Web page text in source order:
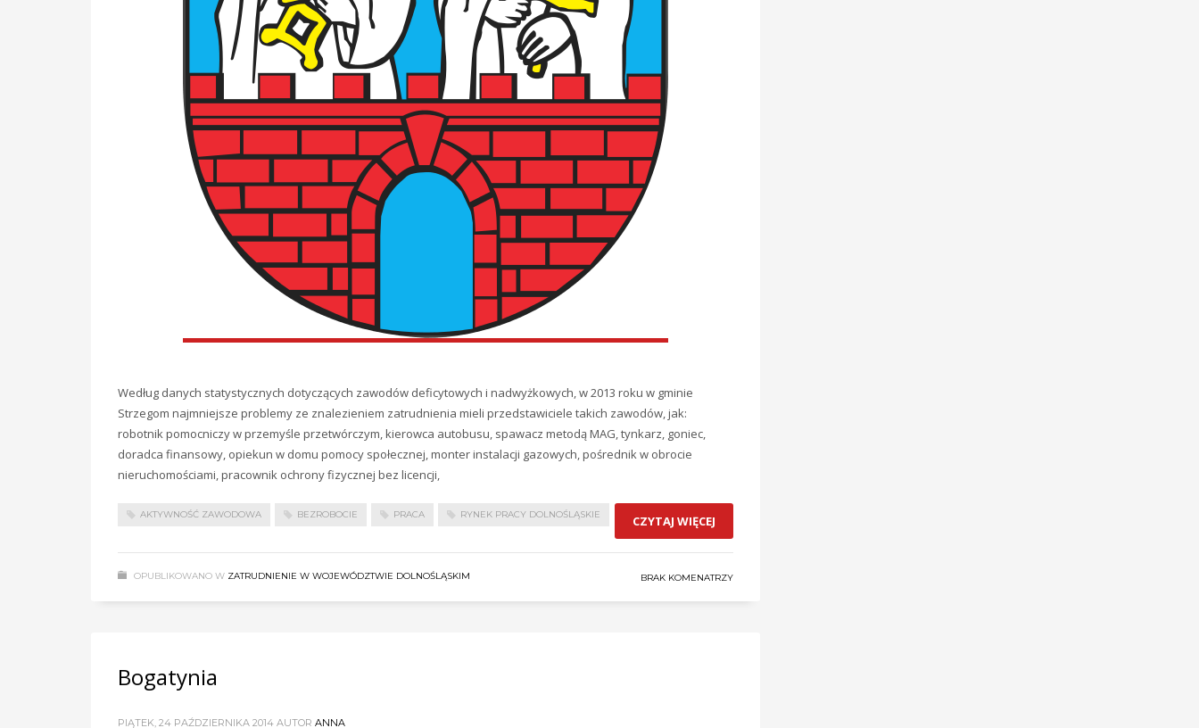
Według danych statystycznych dotyczących zawodów deficytowych i nadwyżkowych, w 2013 roku w gminie
Strzegom najmniejsze problemy ze znalezieniem zatrudnienia mieli przedstawiciele takich zawodów, jak:
robotnik pomocniczy w przemyśle przetwórczym, kierowca autobusu, spawacz metodą MAG, tynkarz, goniec,
doradca finansowy, opiekun w domu pomocy społecznej, monter instalacji gazowych, pośrednik w obrocie
nieruchomościami, pracownik ochrony fizycznej bez licencji,
AKTYWNOŚĆ ZAWODOWA BEZROBOCIE PRACA RYNEK PRACY DOLNOŚLĄSKIE CZYTAJ WIĘCEJ
OPUBLIKOWANO W ZATRUDNIENIE W WOJEWÓDZTWIE DOLNOŚLĄSKIM BRAK KOMENATRZY
Bogatynia
PIĄTEK, 24 PAŹDZIERNIKA 2014 AUTOR ANNA